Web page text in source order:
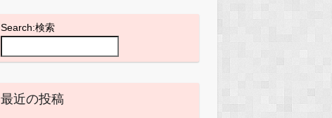
Search:検索
最近の投稿